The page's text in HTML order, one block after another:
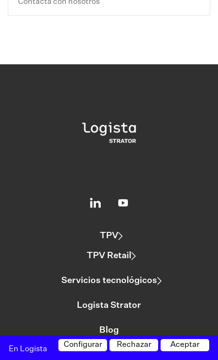
Contacta con nosotros
TPV
TPV Retail
Servicios tecnológicos
Logista Strator
Blog
Aceptar
Rechazar
Configurar
En Logista